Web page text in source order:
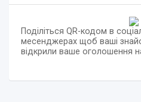
Поділіться QR-кодом в
месенджерах щоб ваші
відкрили ваше оголошення